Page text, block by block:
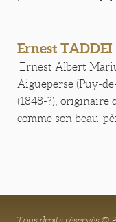
Ernest TADDEI
Ernest Albert
Aigueperse (Puy-
(1848-?), originaire
comme son beau-